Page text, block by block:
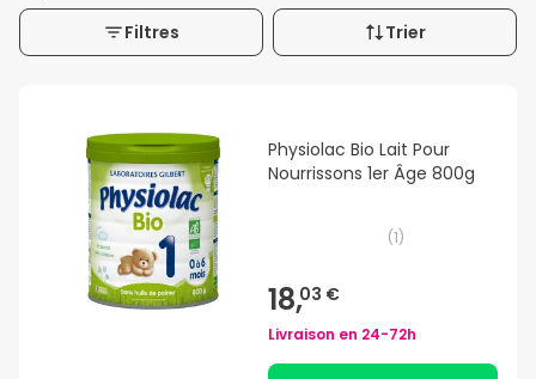
Filtres Trier
Physiolac Bio Lait Pour
Nourrissons 1er Âge 800g
(1)
18,03 €
Livraison en 24-72h